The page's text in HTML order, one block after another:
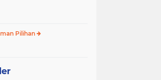
Pilihan